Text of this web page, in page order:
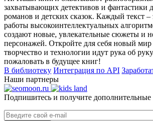
захватывающих детективов и фантастики
романов и детских сказок. Каждый текст –
работы высокоинтеллектуальных
создают новые, увлекательные сюжеты и
персонажей. Откройте для себя новый мир
творчество и технологии идут рука об
пожаловать в будущее книг!
В библиотеку Интеграция по API
Наши партнеры
Подпишитесь и получите